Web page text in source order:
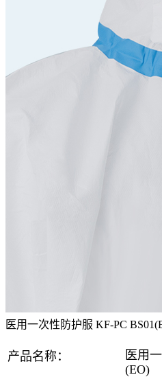
医用一次性防护服 KF-PC
产品名称 ：
医用
(EO)